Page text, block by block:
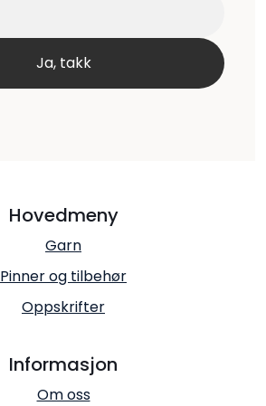
Hovedmeny
Garn
Pinner og tilbehør
Oppskrifter
Informasjon
Om oss